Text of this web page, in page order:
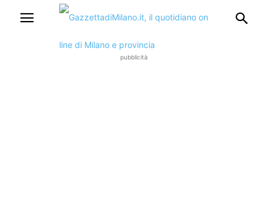
pubblicità